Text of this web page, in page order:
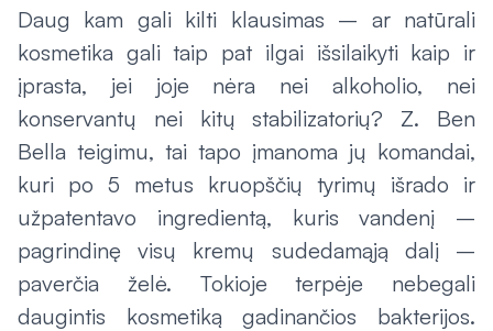
Daug kam gali kilti klausimas – ar natūrali
kosmetika gali taip pat ilgai išsilaikyti kaip ir
įprasta, jei joje nėra nei alkoholio, nei
konservantų nei kitų stabilizatorių? Z. Ben
Bella teigimu, tai tapo įmanoma jų komandai,
kuri po 5 metus kruopščių tyrimų išrado ir
užpatentavo ingredientą, kuris vandenį –
pagrindinę visų kremų sudedamąją dalį –
paverčia želė. Tokioje terpėje nebegali
daugintis kosmetiką gadinančios bakterijos.